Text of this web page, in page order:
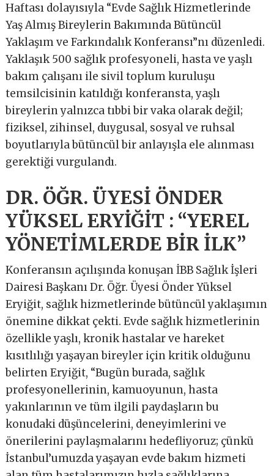
Haftası dolayısıyla “Evde Sağlık Hizmetlerinde
Yaş Almış Bireylerin Bakımında Bütüncül
Yaklaşım ve Farkındalık Konferansı”nı düzenledi.
Yaklaşık 500 sağlık profesyoneli, hasta ve yaşlı
bakım çalışanı ile sivil toplum kuruluşu
temsilcisinin katıldığı konferansta, yaşlı
bireylerin yalnızca tıbbi bir vaka olarak değil;
fiziksel, zihinsel, duygusal, sosyal ve ruhsal
boyutlarıyla bütüncül bir anlayışla ele alınması
gerektiği vurgulandı.
DR. ÖĞR. ÜYESİ ÖNDER
YÜKSEL ERYİĞİT : “YEREL
YÖNETİMLERDE BİR İLK”
Konferansın açılışında konuşan İBB Sağlık İşleri
Dairesi Başkanı Dr. Öğr. Üyesi Önder Yüksel
Eryiğit, sağlık hizmetlerinde bütüncül yaklaşımın
önemine dikkat çekti. Evde sağlık hizmetlerinin
özellikle yaşlı, kronik hastalar ve hareket
kısıtlılığı yaşayan bireyler için kritik olduğunu
belirten Eryiğit, “Bugün burada, sağlık
profesyonellerinin, kamuoyunun, hasta
yakınlarının ve tüm ilgili paydaşların bu
konudaki düşüncelerini, deneyimlerini ve
önerilerini paylaşmalarını hedefliyoruz; çünkü
İstanbul’umuzda yaşayan evde bakım hizmeti